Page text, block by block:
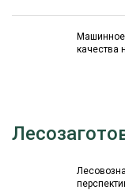
Машинное
качества